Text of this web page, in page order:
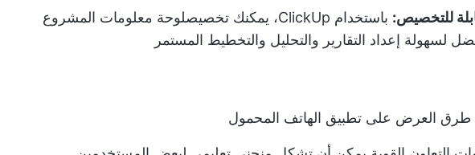
للتخصيص: باستخدام ClickUp، يمكنك تخصيص
لوحة معلومات المشروع
لسهولة إعداد التقارير والتحليل والتخطيط المستمر
طرق العرض على تطبيق الهاتف المحمول